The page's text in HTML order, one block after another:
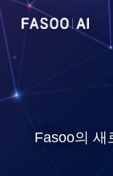
Fasoo의 새